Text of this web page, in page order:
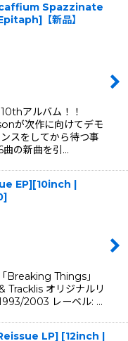
Spazzinate
【新品】
アルバム！！
が次作に向けてデモ
スをしてから待つ事
の新曲を引…
EP][10inch |
]
Breaking Things」
Tracklis オリジナルリ
2003 レーベル: …
LP] [12inch |